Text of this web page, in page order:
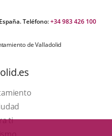
Teléfono:+34 983 426 100
de Valladolid
ti